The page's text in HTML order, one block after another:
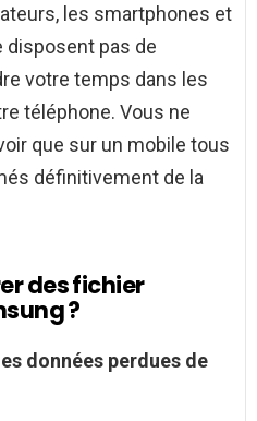
les smartphones et
disposent pas de
votre temps dans les
téléphone. Vous ne
que sur un mobile tous
définitivement de la
des fichier
?
les données perdues de